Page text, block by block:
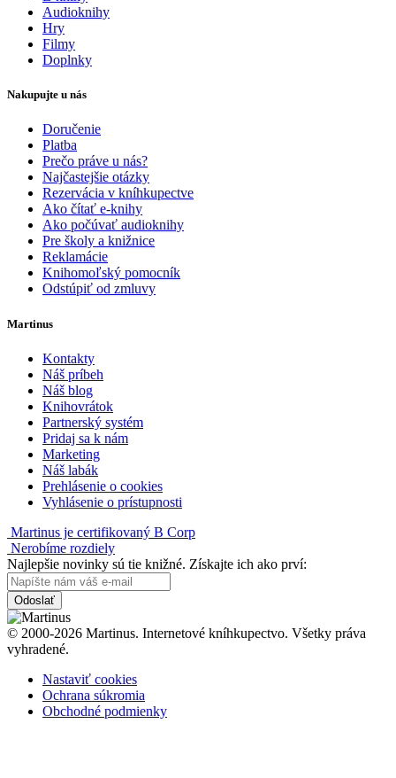
Audioknihy
Hry
Filmy
Doplnky
Nakupujte u nás
Doručenie
Platba
Prečo práve u nás?
Najčastejšie otázky
Rezervácia v kníhkupectve
Ako čítať e-knihy
Ako počúvať audioknihy
Pre školy a knižnice
Reklamácie
Knihomoľský pomocník
Odstúpiť od zmluvy
Martinus
Kontakty
Náš príbeh
Náš blog
Knihovrátok
Partnerský systém
Pridaj sa k nám
Marketing
Náš labák
Prehlásenie o cookies
Vyhlásenie o prístupnosti
Martinus je certifikovaný B Corp
Nerobíme rozdiely
Najlepšie novinky sú tie knižné. Získajte ich ako prví:
Odoslať
© 2000-2026 Martinus. Internetové kníhkupectvo. Všetky práva
vyhradené.
Nastaviť cookies
Ochrana súkromia
Obchodné podmienky